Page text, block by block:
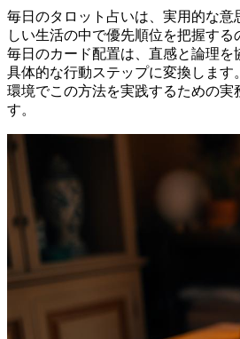
毎日のタロット占いは、実用的な意
しい生活の中で優先順位を把握す
毎日のカード配置は、直感と論理を
具体的な行動ステップに変換します
環境でこの方法を実践するための実
す。